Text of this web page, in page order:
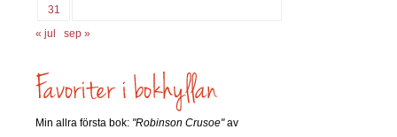
31
« jul
sep »
Min allra första bok: "Robinson Crusoe"av